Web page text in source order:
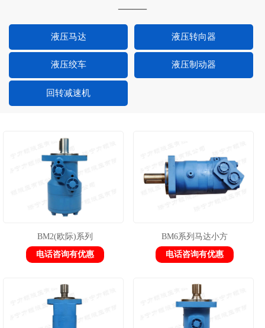
——
液压马达 液压转向器
液压绞车 液压制动器
回转减速机
BM2(欧际)系列
电话咨询有优惠
BM6系列马达小方
电话咨询有优惠